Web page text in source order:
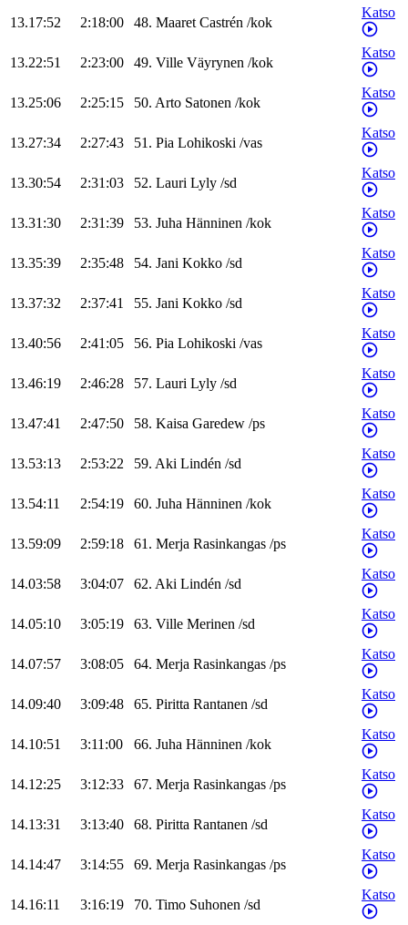
13.17:52 2:18:00 48. Maaret Castrén /kok
Katso
13.22:51 2:23:00 49. Ville Väyrynen /kok
Katso
13.25:06 2:25:15 50. Arto Satonen /kok
Katso
13.27:34 2:27:43 51. Pia Lohikoski /vas
Katso
13.30:54 2:31:03 52. Lauri Lyly /sd
Katso
13.31:30 2:31:39 53. Juha Hänninen /kok
Katso
13.35:39 2:35:48 54. Jani Kokko /sd
Katso
13.37:32 2:37:41 55. Jani Kokko /sd
Katso
13.40:56 2:41:05 56. Pia Lohikoski /vas
Katso
13.46:19 2:46:28 57. Lauri Lyly /sd
Katso
13.47:41 2:47:50 58. Kaisa Garedew /ps
Katso
13.53:13 2:53:22 59. Aki Lindén /sd
Katso
13.54:11 2:54:19 60. Juha Hänninen /kok
Katso
13.59:09 2:59:18 61. Merja Rasinkangas /ps
Katso
14.03:58 3:04:07 62. Aki Lindén /sd
Katso
14.05:10 3:05:19 63. Ville Merinen /sd
Katso
14.07:57 3:08:05 64. Merja Rasinkangas /ps
Katso
14.09:40 3:09:48 65. Piritta Rantanen /sd
Katso
14.10:51 3:11:00 66. Juha Hänninen /kok
Katso
14.12:25 3:12:33 67. Merja Rasinkangas /ps
Katso
14.13:31 3:13:40 68. Piritta Rantanen /sd
Katso
14.14:47 3:14:55 69. Merja Rasinkangas /ps
Katso
14.16:11 3:16:19 70. Timo Suhonen /sd
Katso